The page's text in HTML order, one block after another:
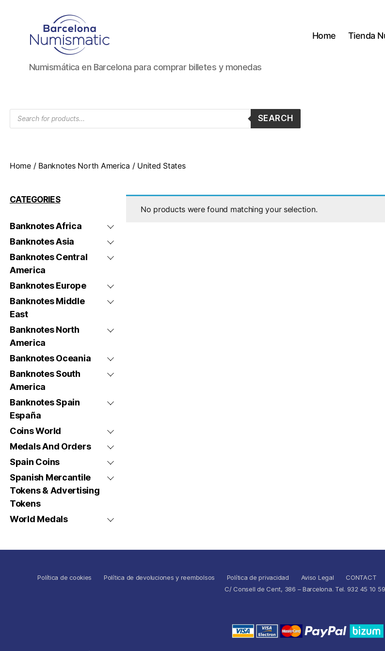
Numismática
en
y
vender
Numismática en Barcelona para comprar billetes y monedas
Home Tienda
Products
search
SEARCH
Home/ Banknotes North America / United States
CATEGORIES
Banknotes Africa
Banknotes Asia
Banknotes Central
America
Banknotes Europe
Banknotes Middle
East
Banknotes North
America
Banknotes Oceania
Banknotes South
America
Banknotes Spain
España
Coins World
Medals And Orders
Spain Coins
Spanish Mercantile
Tokens & Advertising
Tokens
World Medals
No products were found matching your selection.
Política de cookies Política de devoluciones y reembolsos Política de privacidad Aviso Legal CONTACT
C/ Consell de Cent, 386 – Barcelona. Tel. 932 45 10